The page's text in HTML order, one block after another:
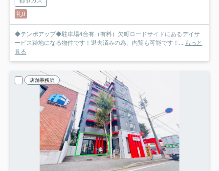
礼0
◆テンポアップ◆駐車場4台有（有料）欠町ロードサイドにあるデイサ
ービス跡地になる物件です！退去済みの為、内覧も可能です！... もっと
見る
店舗事務所